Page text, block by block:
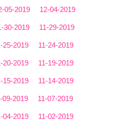
05-2019 12-04-2019
30-2019 11-29-2019
25-2019 11-24-2019
20-2019 11-19-2019
15-2019 11-14-2019
09-2019 11-07-2019
04-2019 11-02-2019